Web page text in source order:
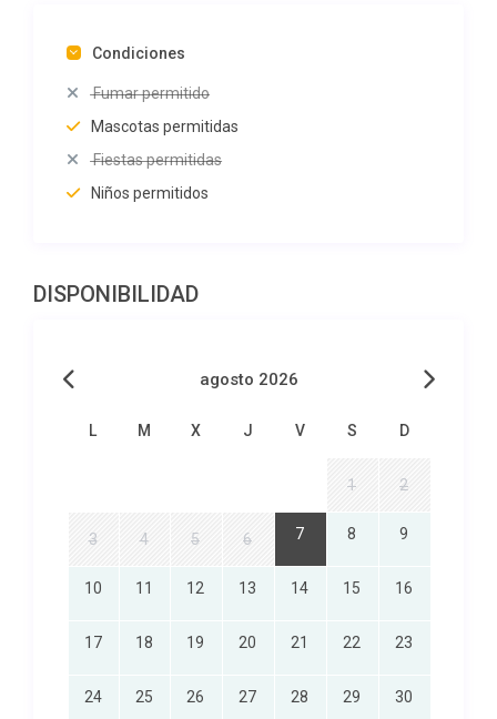
Condiciones
Fumar permitido
Mascotas permitidas
Fiestas permitidas
Niños permitidos
DISPONIBILIDAD
agosto 2026
L M X J V S D
1 2
3 4 5 6 7 8 9
10 11 12 13 14 15 16
17 18 19 20 21 22 23
24 25 26 27 28 29 30